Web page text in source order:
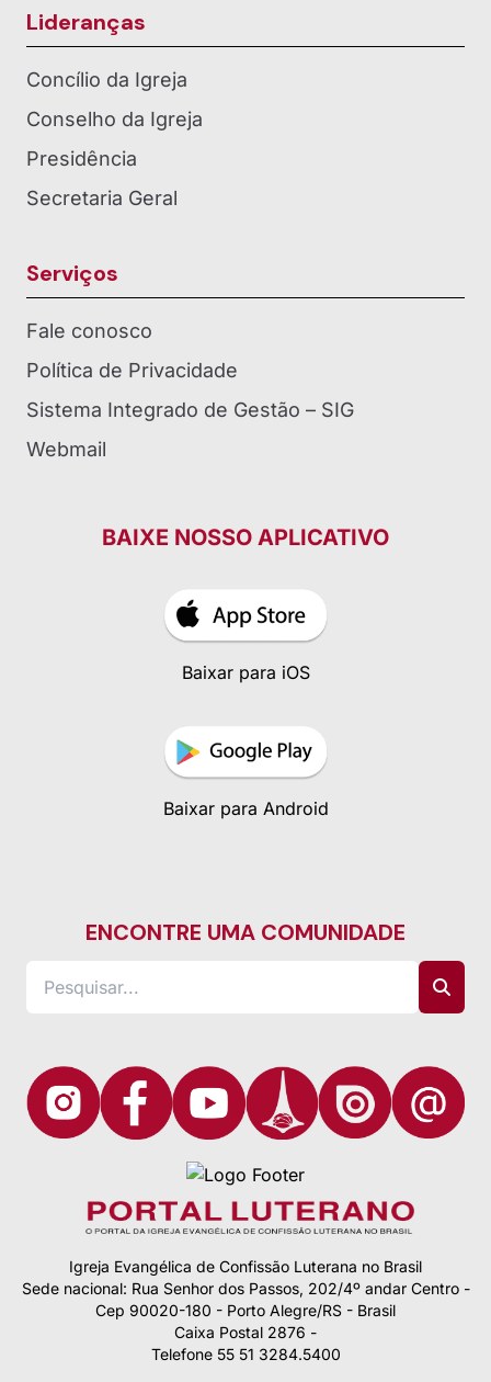
Lideranças
Concílio da Igreja
Conselho da Igreja
Presidência
Secretaria Geral
Serviços
Fale conosco
Política de Privacidade
Sistema Integrado de Gestão – SIG
Webmail
BAIXE NOSSO APLICATIVO
Baixar para iOS
Baixar para Android
ENCONTRE UMA COMUNIDADE
Igreja Evangélica de Confissão Luterana no Brasil
Sede nacional: Rua Senhor dos Passos, 202/4º andar Centro -
Cep 90020-180 - Porto Alegre/RS - Brasil
Caixa Postal 2876 -
Telefone 55 51 3284.5400